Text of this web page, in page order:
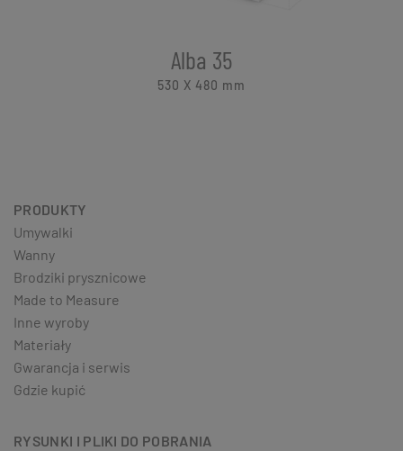
Alba 35
530 X 480 mm
PRODUKTY
Umywalki
Wanny
Brodziki prysznicowe
Made to Measure
Inne wyroby
Materiały
Gwarancja i serwis
Gdzie kupić
RYSUNKI I PLIKI DO POBRANIA